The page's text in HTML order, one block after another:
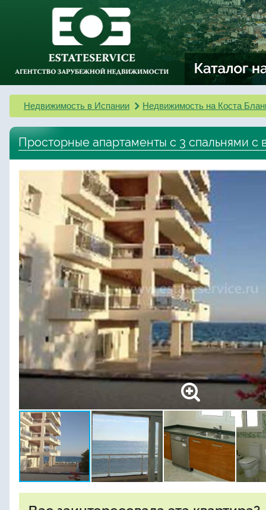
Недвижимость в Испании Недвижимость на Коста
Просторные апартаменты с 3 спальнями с